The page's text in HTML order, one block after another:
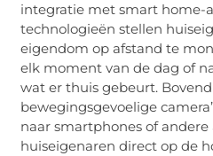
integratie met smart home-
technologieën stellen
eigendom op afstand te
elk moment van de dag of
wat er thuis gebeurt.
bewegingsgevoelige
naar smartphones of
huiseigenaren direct op de